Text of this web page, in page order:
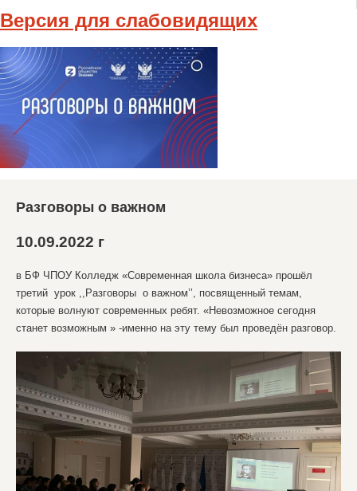
Версия для слабовидящих
Разговоры о важном
10.09.2022 г
в БФ ЧПОУ Колледж «Современная школа бизнеса» прошёл
третий урок ,,Разговоры о важном’’, посвященный темам,
которые волнуют современных ребят. «Невозможное сегодня
станет возможным » -именно на эту тему был проведён разговор.